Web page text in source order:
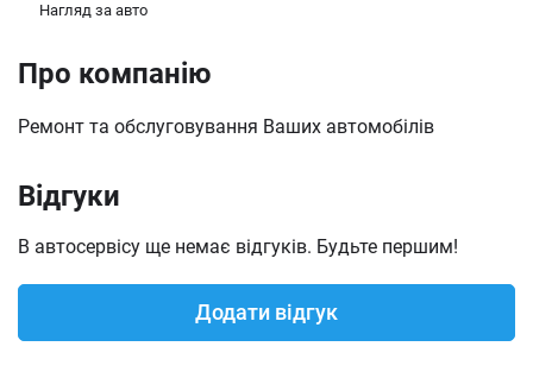
Заміна дросельної заслінки
Нагляд за авто
Про компанію
Ремонт та обслуговування Ваших автомобілів
Відгуки
В автосервісу ще немає відгуків. Будьте першим!
Додати відгук